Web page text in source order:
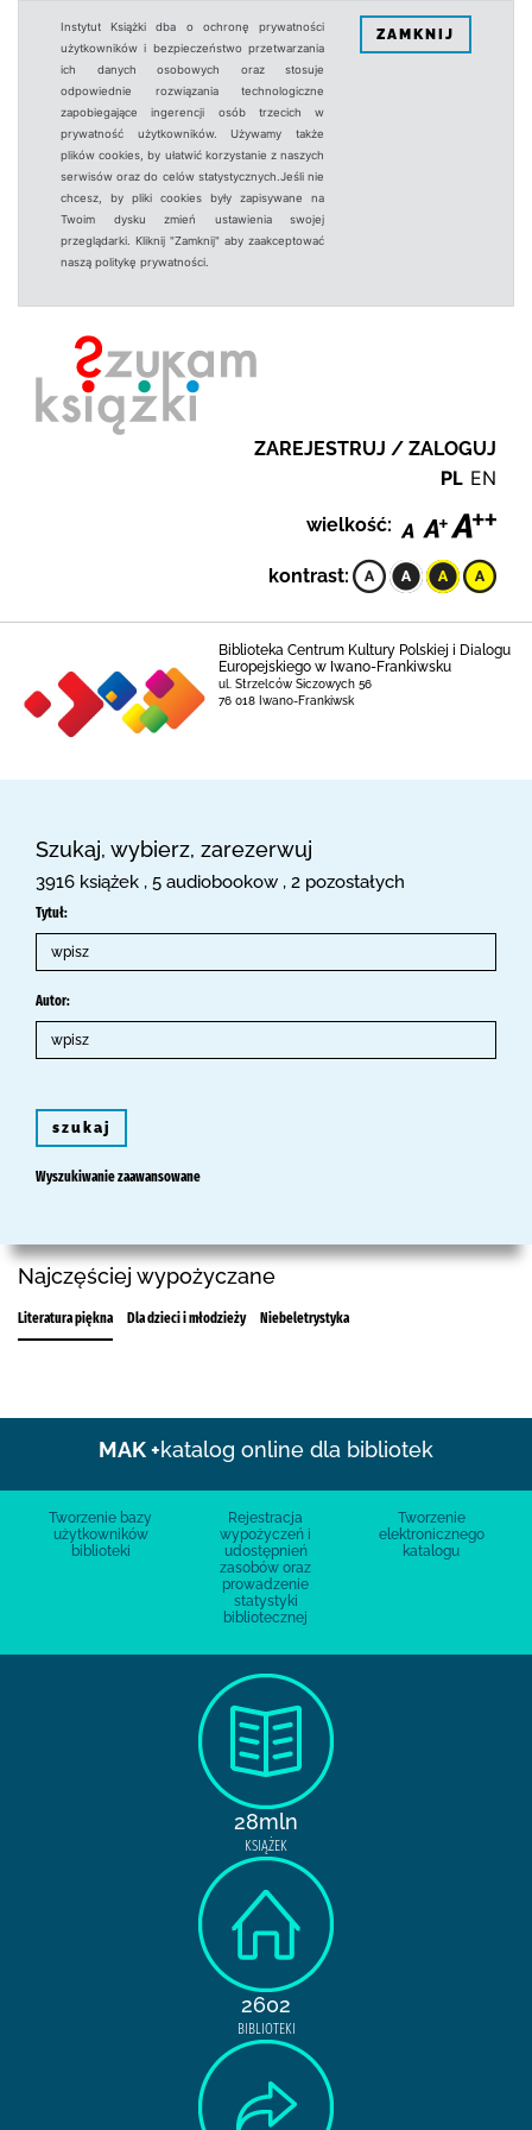
Instytut Książki dba o ochronę prywatności
użytkowników i bezpieczeństwo przetwarzania
ich danych osobowych oraz stosuje
odpowiednie rozwiązania technologiczne
zapobiegające ingerencji osób trzecich w
prywatność użytkowników. Używamy także
plików cookies, by ułatwić korzystanie z naszych
serwisów oraz do celów statystycznych.Jeśli nie
chcesz, by pliki cookies były zapisywane na
Twoim dysku zmień ustawienia swojej
przeglądarki. Kliknij "Zamknij" aby zaakceptować
naszą politykę prywatności.
ZAMKNIJ
ZAREJESTRUJ / ZALOGUJ
PL EN
wielkość:
kontrast:
Biblioteka Centrum Kultury Polskiej i Dialogu
Europejskiego w Iwano-Frankiwsku
ul. Strzelców Siczowych 56
76 018 Iwano-Frankiwsk
Szukaj, wybierz, zarezerwuj
3916 książek , 5 audiobookow , 2 pozostałych
Tytuł:
Autor:
szukaj
Wyszukiwanie zaawansowane
Najczęściej wypożyczane
Literatura piękna Dla dzieci i młodzieży Niebeletrystyka
MAK +katalog online dla bibliotek
Tworzenie bazy
użytkowników
biblioteki
Rejestracja
wypożyczeń i
udostępnień
zasobów oraz
prowadzenie
statystyki
bibliotecznej
Tworzenie
elektronicznego
katalogu
28mln
KSIĄŻEK
2602
BIBLIOTEKI